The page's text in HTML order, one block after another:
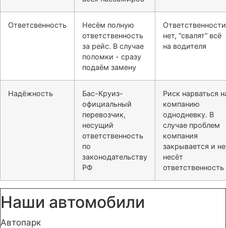
Ответсвенность
Несём полную
ответственность
за рейс. В случае
поломки - сразу
подаём замену
Ответственности
нет, “свалят” всё
на водителя
Надёжность
Бас-Круиз-
официальный
перевозчик,
несущий
ответственность
по
законодательству
РФ
Риск нарваться
компанию
однодневку. В
случае проблем
компания
закрывается и не
несёт
ответственность
Наши автомобили
Автопарк